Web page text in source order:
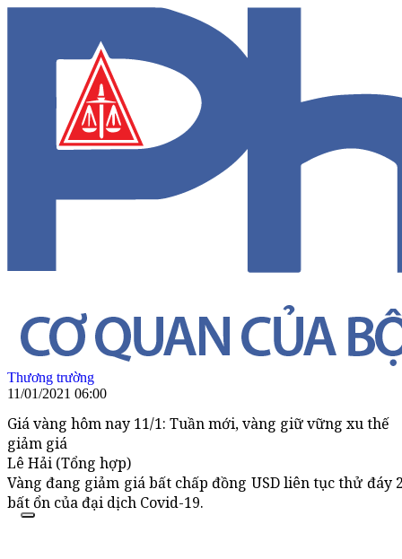
Thương trường
11/01/2021 06:00
Giá vàng hôm nay 11/1: Tuần mới, vàng giữ vững xu thế
giảm giá
Lê Hải (Tổng hợp)
Vàng đang giảm giá bất chấp đồng USD liên tục thử
bất ổn của đại dịch Covid-19.